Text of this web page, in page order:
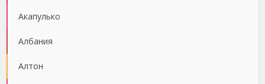
Акапулько
Албания
Алтон